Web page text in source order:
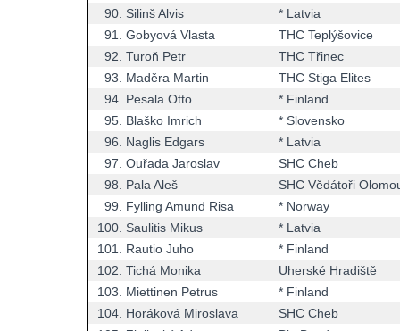
90. Silinš Alvis
* Latvia
91.
Gobyová Vlasta
THC Teplýšovice
92. Turoň Petr
THC Třinec
93.
Maděra Martin
THC Stiga Elites
94. Pesala Otto
* Finland
95. Blaško Imrich
* Slovensko
96.
Naglis Edgars
* Latvia
97. Ouřada Jaroslav
SHC Cheb
98.
Pala Aleš
SHC Vědátoři
99.
Fylling Amund Risa
* Norway
100. Saulitis Mikus
* Latvia
101.
Rautio Juho
* Finland
102. Tichá Monika
Uherské Hradiště
103.
Miettinen Petrus
* Finland
104. Horáková Miroslava
SHC Cheb